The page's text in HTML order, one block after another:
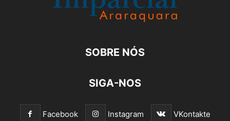
SOBRE NÓS
SIGA-NOS
Facebook Instagram VKontakte